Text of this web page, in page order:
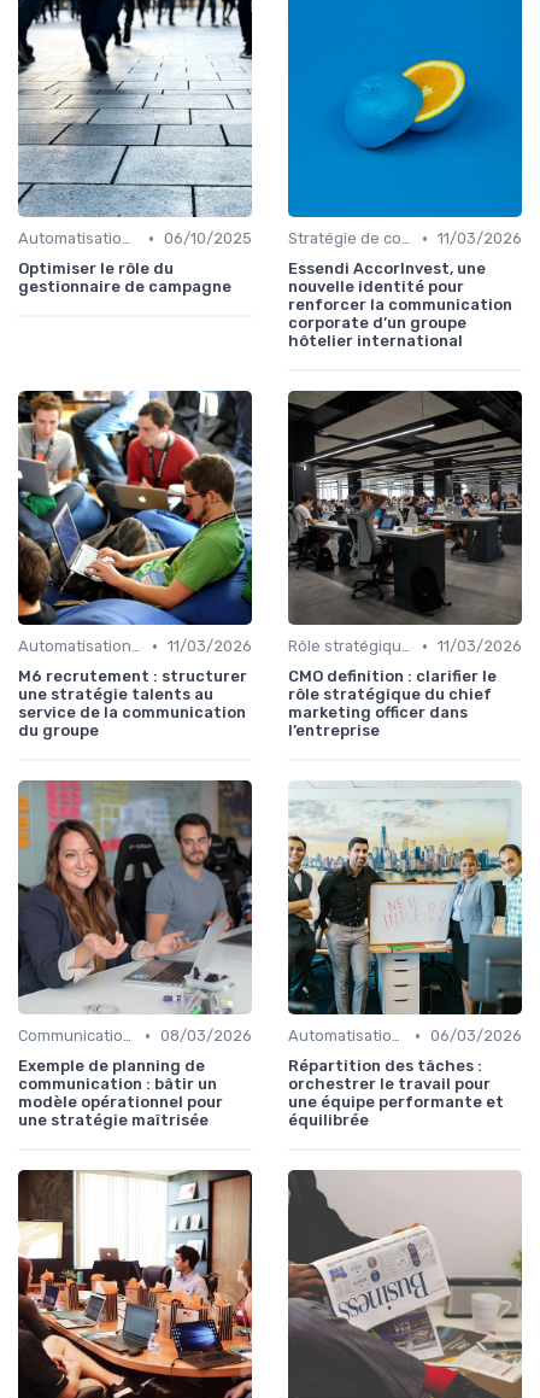
Automatisation & performance des campagnes • 06/10/2025
Optimiser le rôle du
gestionnaire de campagne
Stratégie de communication d’entreprise • 11/03/2026
Essendi AccorInvest, une
nouvelle identité pour
renforcer la communication
corporate d’un groupe
hôtelier international
Automatisation & performance des campagnes • 11/03/2026
M6 recrutement : structurer
une stratégie talents au
service de la communication
du groupe
Rôle stratégique du directeur de la communication • 11/03/2026
CMO definition : clarifier le
rôle stratégique du chief
marketing officer dans
l’entreprise
Communication digitale & omnicanale • 08/03/2026
Exemple de planning de
communication : bâtir un
modèle opérationnel pour
une stratégie maîtrisée
Automatisation & performance des campagnes • 06/03/2026
Répartition des tâches :
orchestrer le travail pour
une équipe performante et
équilibrée